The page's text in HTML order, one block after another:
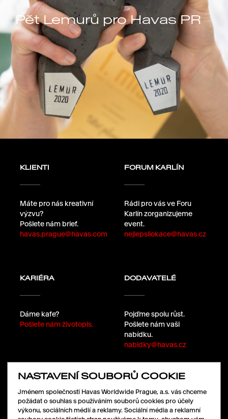
Pět Lemurů pro Havas PR
KLIENTI
Máte pro nás kreativní
výzvu?
Pošlete nám brief.
havas.prague@havas.com
FORUM KARLÍN
Rádi pro vás ve Foru
Karlín zorganizujeme
event.
nejlepsilokace@havas.cz
KARIÉRA
Dáme kafe?
Pošlete nám životopis.
DODAVATELÉ
Pojďme spolu růst.
Pošlete nám vaši
nabídku.
nabidky@havas.cz
SLEDUJTE NÁS
NASTAVENÍ SOUBORŮ COOKIE
Jménem společnosti Havas Worldwide Prague, a.s. vás chceme
požádat o souhlas s používáním souborů cookies pro účely
výkonu, sociálních médií a reklamy. Sociální média a reklamní